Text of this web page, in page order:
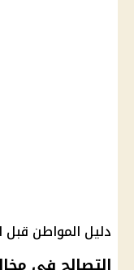
دليل المواطن